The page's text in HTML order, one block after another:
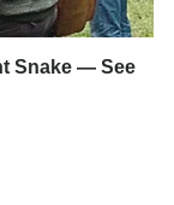
Snake — See